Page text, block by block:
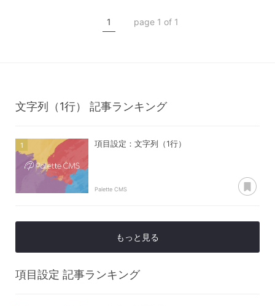
1
page 1 of 1
文字列（1行） 記事ランキング
項目設定：文字列（1行）
Palette CMS
もっと見る
項目設定 記事ランキング